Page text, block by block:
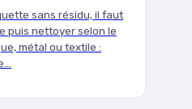
sans résidu, il faut
puis nettoyer selon le
métal ou textile :